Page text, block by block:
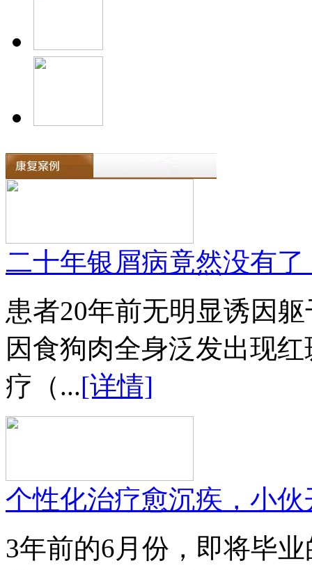
二十年银屑病竟然没有了
患者20年前无明显诱因
因食狗肉全身泛发出现
疗（...[详情]
个性化治疗愈沉疾，小
3年前的6月份，即将毕